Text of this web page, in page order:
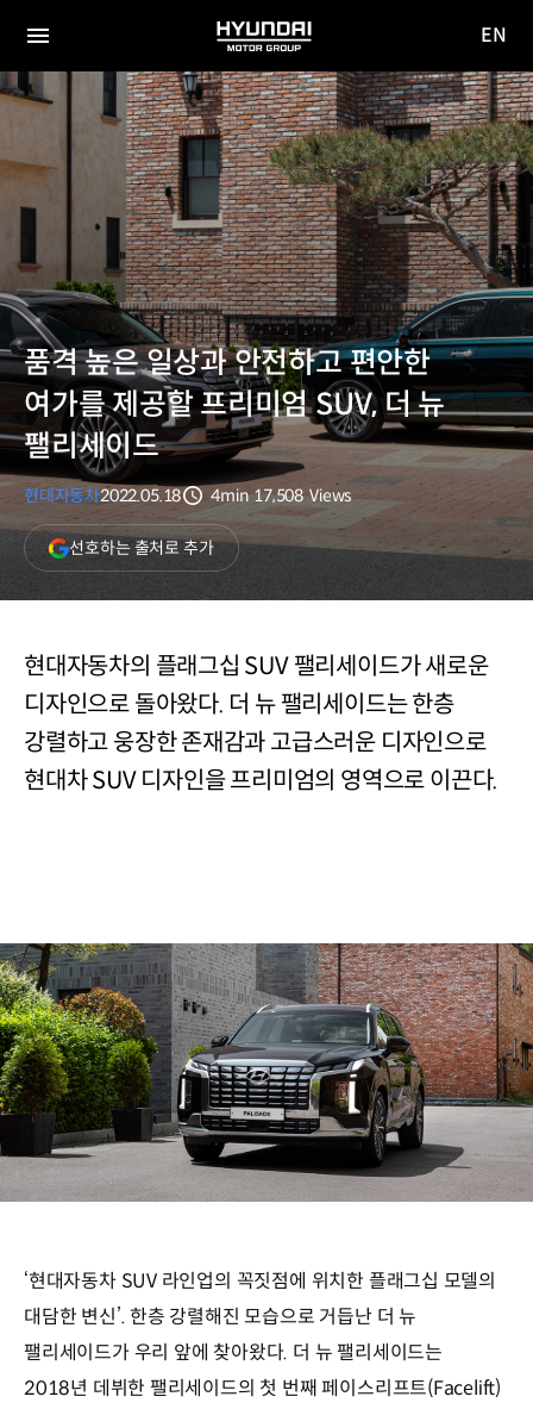
전체
메뉴
HYUNDAI
MOTOR
GROUP
사이
이동
EN
품격 높은 일상과 안전하고 편안한
여가를 제공할 프리미엄 SUV, 더 뉴
팰리세이드
현대자동차2022.05.18
분량
4min
조회수
17,508 Views
선호하는 출처로 추가(새
창
열림)
현대자동차의 플래그십 SUV 팰리세이드가 새로운
디자인으로 돌아왔다. 더 뉴 팰리세이드는 한층
강렬하고 웅장한 존재감과 고급스러운 디자인으로
현대차 SUV 디자인을 프리미엄의 영역으로 이끈다.
‘현대자동차 SUV 라인업의 꼭짓점에 위치한 플래그십 모델의
대담한 변신’. 한층 강렬해진 모습으로 거듭난 더 뉴
팰리세이드가 우리 앞에 찾아왔다. 더 뉴 팰리세이드는
2018년 데뷔한 팰리세이드의 첫 번째 페이스리프트(Facelift)